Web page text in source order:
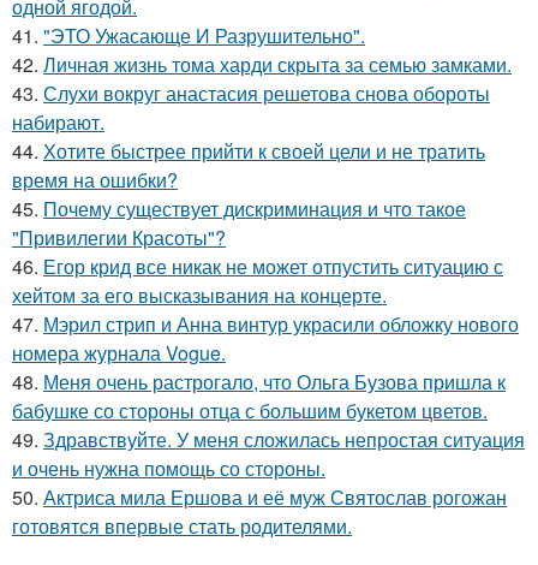
одной ягодой.
41. "ЭТО Ужасающе И Разрушительно".
42. Личная жизнь тома харди скрыта за семью замками.
43. Слухи вокруг анастасия решетова снова обороты
набирают.
44. Хотите быстрее прийти к своей цели и не тратить
время на ошибки?
45. Почему существует дискриминация и что такое
"Привилегии Красоты"?
46. Егор крид все никак не может отпустить ситуацию с
хейтом за его высказывания на концерте.
47. Мэрил стрип и Анна винтур украсили обложку нового
номера журнала Vogue.
48. Меня очень растрогало, что Ольга Бузова пришла к
бабушке со стороны отца с большим букетом цветов.
49. Здравствуйте. У меня сложилась непростая ситуация
и очень нужна помощь со стороны.
50. Актриса мила Ершова и её муж Святослав рогожан
готовятся впервые стать родителями.